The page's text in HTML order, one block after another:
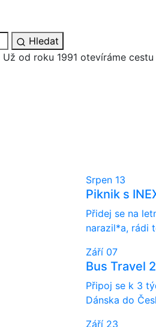
Hledat
Už od roku 1991 otevíráme cestu
Srpen 13
Piknik s
Přidej se na
narazil*a, rádi
Září 07
Bus Travel
Připoj se k 3
Dánska do
Září 23